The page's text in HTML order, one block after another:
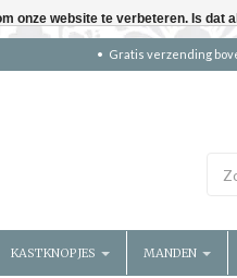
Gratis verzending
KASTKNOPJES MANDEN
onze website te verbeteren. Is dat